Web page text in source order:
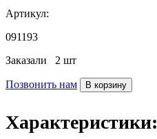
Артикул:
091193
Заказали 2 шт
Позвонить нам В корзину
Характеристики: